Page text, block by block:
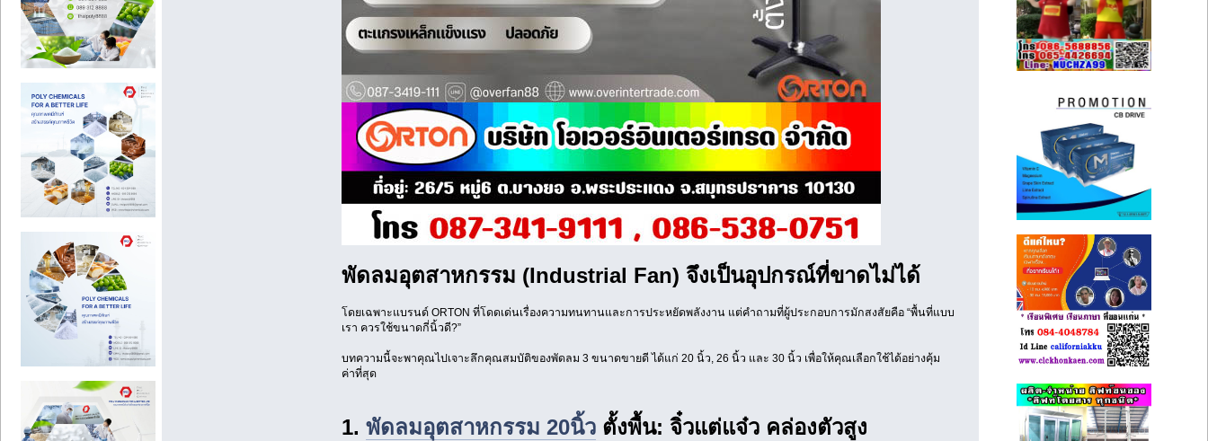
พัดลมอุตสาหกรรม (Industrial Fan) จึงเป็นอุปกรณ์ที่ขาดไม่ได้
โดยเฉพาะแบรนด์ ORTON ที่โดดเด่นเรื่องความทนทานและการประหยัดพลังงาน แต่คำถามที่ผู้ประกอบการมักสงสัยคือ “พื้นที่แบบ
เรา ควรใช้ขนาดกี่นิ้วดี?”
บทความนี้จะพาคุณไปเจาะลึกคุณสมบัติของพัดลม 3 ขนาดขายดี ได้แก่ 20 นิ้ว, 26 นิ้ว และ 30 นิ้ว เพื่อให้คุณเลือกใช้ได้อย่างคุ้ม
ค่าที่สุด
1. พัดลมอุตสาหกรรม 20นิ้วตั้งพื้น: จิ๋วแต่แจ๋ว คล่องตัวสูง